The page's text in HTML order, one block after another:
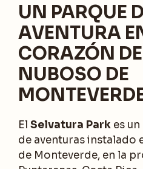
UN PARQUE
AVENTURA
CORAZÓN
NUBOSO DE
El Selvatura Park es
de aventuras instalado
de Monteverde, en la